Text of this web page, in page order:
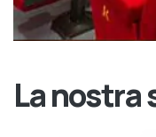
La nostra